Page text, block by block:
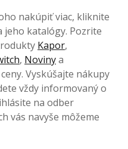
nakúpiť viac, kliknite
jeho katalógy. Pozrite
Kapor,
, Novinya
Vyskúšajte nákupy
vždy informovaný o
na odber
vás navyše môžeme